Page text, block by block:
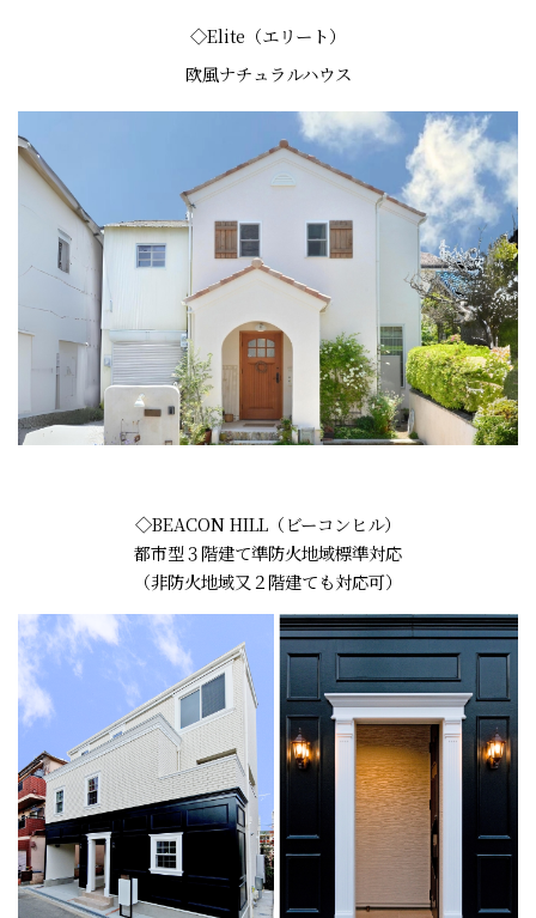
◇Elite（エリート）
欧風ナチュラルハウス
◇BEACON HILL（ビーコンヒル）
都市型３階建て準防火地域標準対応
（非防火地域又２階建ても対応可）